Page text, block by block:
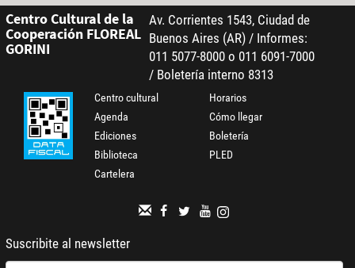
Centro Cultural de la
Cooperación FLOREAL
GORINI
Av. Corrientes 1543, Ciudad de
Buenos Aires (AR) / Informes:
011 5077-8000 o 011 6091-7000
/ Boletería interno 8313
Centro cultural
Agenda
Ediciones
Biblioteca
Cartelera
Horarios
Cómo llegar
Boletería
PLED
Suscribite al newsletter